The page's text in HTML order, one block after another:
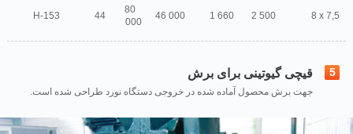
H-153 44
80
000
46 000 1 660 2 500 8 x 7,5
5 قیچی گیوتینی برای برش
.جهت برش محصول آماده شده در خروجی دستگاه نورد طراحی شده است